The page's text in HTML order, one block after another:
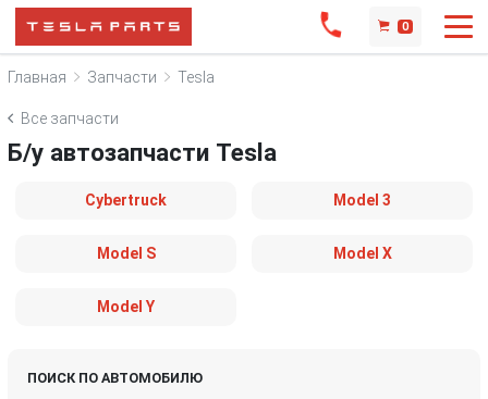
0
Главная Запчасти Tesla
Все запчасти
Б/у автозапчасти Tesla
Cybertruck Model 3
Model S Model X
Model Y
ПОИСК ПО АВТОМОБИЛЮ